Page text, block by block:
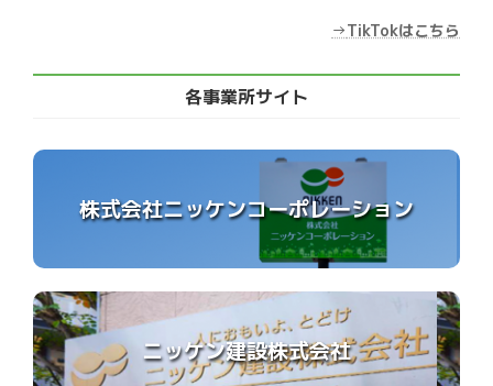
→TikTokはこちら
各事業所サイト
株式会社ニッケンコーポレーション
ニッケン建設株式会社